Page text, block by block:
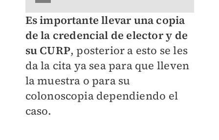
Es importante llevar una copia
de la credencial de elector y de
su CURP, posterior a esto se les
da la cita ya sea para que lleven
la muestra o para su
colonoscopia dependiendo el
caso.